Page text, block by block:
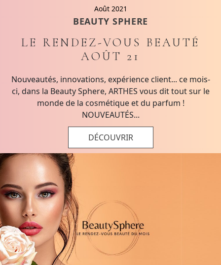
Août 2021
BEAUTY SPHERE
LE RENDEZ-VOUS BEAUTÉ
AOÛT 21
Nouveautés, innovations, expérience client... ce mois-
ci, dans la Beauty Sphere, ARTHES vous dit tout sur le
monde de la cosmétique et du parfum !
NOUVEAUTÉS...
DÉCOUVRIR